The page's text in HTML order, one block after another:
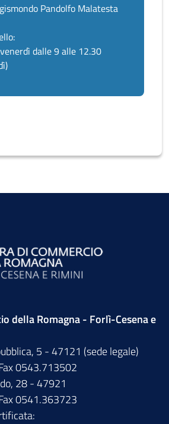
Pandolfo Malatesta
dalle 9 alle 12.30
della Romagna - Forlì-Cesena e
5 - 47121 (sede legale)
0543.713502
28 - 47921
0541.363723